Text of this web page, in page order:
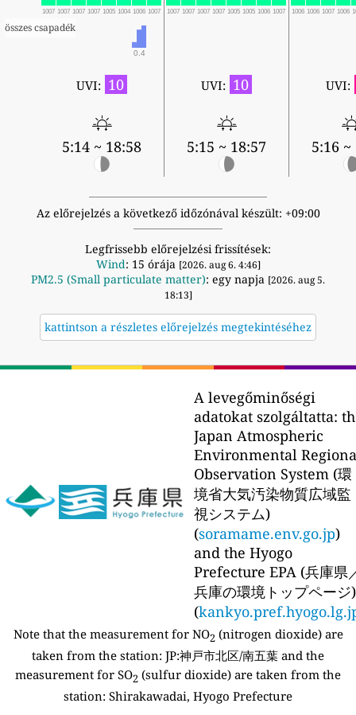
1007 1007 1007 1007 1005 1004 1006 1007 1007 1007 1007 1007 1005 1005 1006 1007 1006 1006 1007 1006
összes csapadék
0.4
UVI: 10
5:14 ~ 18:58
UVI: 10
5:15 ~ 18:57
UVI:
5:16 ~
Az előrejelzés a következő időzónával készült: +09:00
Legfrissebb előrejelzési frissítések:
Wind: 15 órája [2026. aug 6. 4:46]
PM2.5 (Small particulate matter): egy napja [2026. aug 5.
18:13]
kattintson a részletes előrejelzés megtekintéséhez
A levegőminőségi
adatokat szolgáltatta:
Japan Atmospheric
Environmental
Observation System (環
境省大気汚染物質広域監
視システム)
(soramame.env.go.jp)
and the Hyogo
Prefecture EPA (兵庫県
兵庫の環境トップページ)
(
Note that the measurement for NO2 (nitrogen dioxide) are
taken from the station: JP:神戸市北区/南五葉 and the
measurement for SO2 (sulfur dioxide) are taken from the
station: Shirakawadai, Hyogo Prefecture